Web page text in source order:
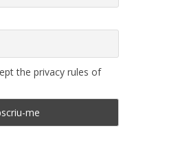
the privacy rules of